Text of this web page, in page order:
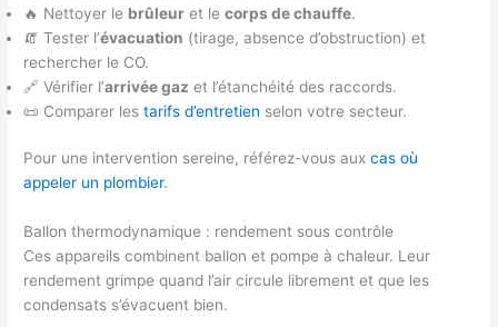
🔥 Nettoyer le brûleur et lecorps de chauffe.
🧯 Tester l’évacuation (tirage, absence d’obstruction) et
rechercher le CO.
🔗 Vérifier l’arrivée gaz et l’étanchéité des raccords.
📜 Comparer lestarifs d’entretien selon votre secteur.
Pour une intervention sereine, référez-vous auxcas où
appeler un plombier.
Ballon thermodynamique : rendement sous contrôle
Ces appareils combinent ballon et pompe à chaleur. Leur
rendement grimpe quand l’air circule librement et que les
condensats s’évacuent bien.